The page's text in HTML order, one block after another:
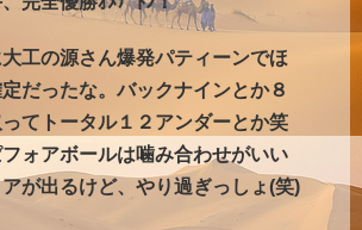
工の源さん爆発パティーンでほ
だったな。バックナインとか８
てトータル１２アンダーとか笑
ォアボールは噛み合わせがいい
が出るけど、やり過ぎっしょ(笑)